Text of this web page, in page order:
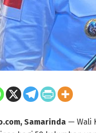
Samarinda — Wali